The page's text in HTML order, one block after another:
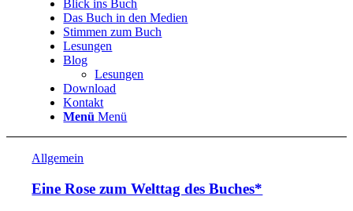
Blick ins Buch
Das Buch in den Medien
Stimmen zum Buch
Lesungen
Blog
Lesungen
Download
Kontakt
Menü Menü
Allgemein
Eine Rose zum Welttag des Buches*